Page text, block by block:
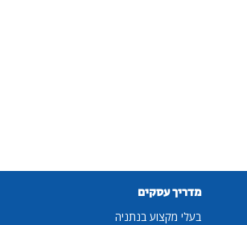
מדריך עסקים
בעלי מקצוע בנתניה